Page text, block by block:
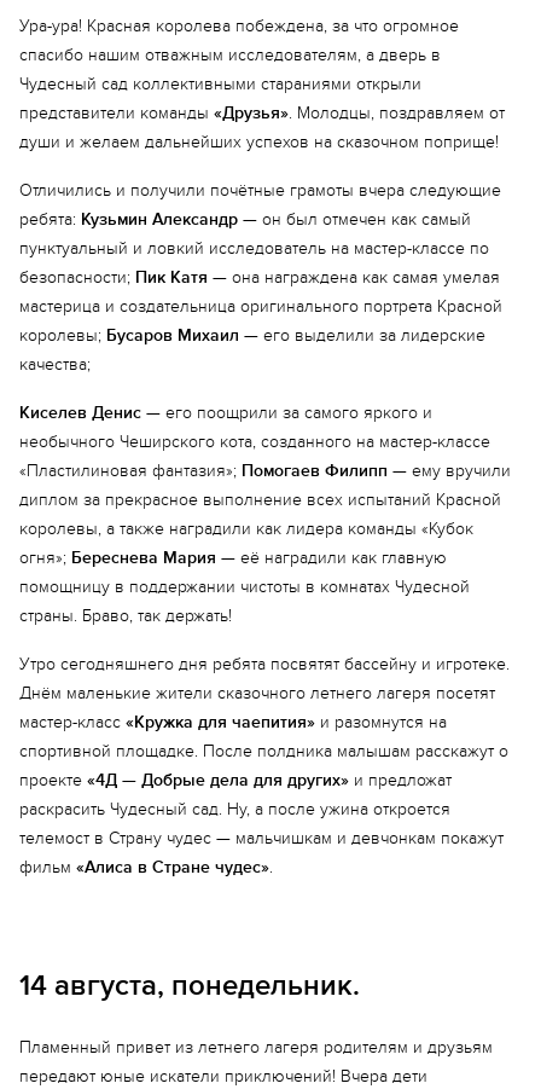
Еще 6 фото
Ура-ура! Красная королева побеждена, за что огромное
спасибо нашим отважным исследователям, а дверь в
Чудесный сад коллективными стараниями открыли
представители команды «Друзья». Молодцы, поздравляем от
души и желаем дальнейших успехов на сказочном поприще!
Отличились и получили почётные грамоты вчера следующие
ребята: Кузьмин Александр — он был отмечен как самый
пунктуальный и ловкий исследователь на мастер-классе по
безопасности; Пик Катя — она награждена как самая умелая
мастерица и создательница оригинального портрета Красной
королевы; Бусаров Михаил — его выделили за лидерские
качества;
Киселев Денис — его поощрили за самого яркого и
необычного Чеширского кота, созданного на мастер-классе
«Пластилиновая фантазия»; Помогаев Филипп — ему вручили
диплом за прекрасное выполнение всех испытаний Красной
королевы, а также наградили как лидера команды «Кубок
огня»; Береснева Мария — её наградили как главную
помощницу в поддержании чистоты в комнатах Чудесной
страны. Браво, так держать!
Утро сегодняшнего дня ребята посвятят бассейну и игротеке.
Днём маленькие жители сказочного летнего лагеря посетят
мастер-класс «Кружка для чаепития» и разомнутся на
спортивной площадке. После полдника малышам расскажут о
проекте «4Д — Добрые дела для других» и предложат
раскрасить Чудесный сад. Ну, а после ужина откроется
телемост в Страну чудес — мальчишкам и девчонкам покажут
фильм «Алиса в Стране чудес».
14 августа, понедельник.
Пламенный привет из летнего лагеря родителям и друзьям
передают юные искатели приключений! Вчера дети